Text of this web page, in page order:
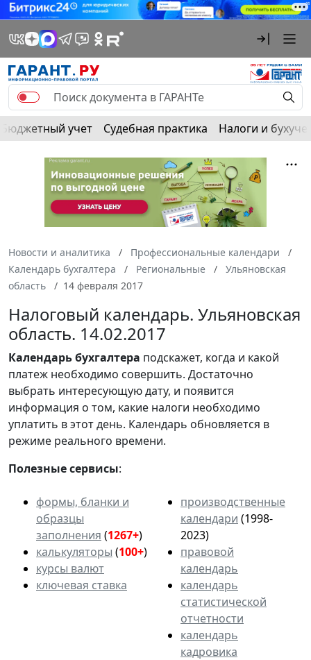
Бюджетный учет Судебная практика Налоги и
Новости и аналитика
Профессиональные календари
Календарь бухгалтера
Региональные
Ульяновская
область
14 февраля 2017
Налоговый календарь. Ульяновская
область. 14.02.2017
Календарьбухгалтера подскажет, когда и какой
платеж необходимо совершить. Достаточно
выбрать интересующую дату, и появится
информация о том, какие налоги необходимо
уплатить в этот день. Календарь обновляется в
режиме реального времени.
Полезные сервисы:
формы, бланки и
образцы
заполнения (1267+)
калькуляторы (100+)
курсы валют
ключевая ставка
производственные
календари (1998-
2023)
правовой
календарь
календарь
статистической
отчетности
календарь
кадровика